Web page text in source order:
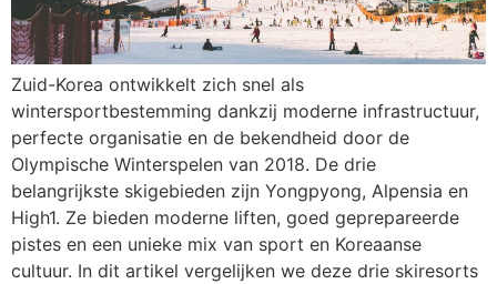
Zuid-Korea ontwikkelt zich snel als
wintersportbestemming dankzij moderne infrastructuur,
perfecte organisatie en de bekendheid door de
Olympische Winterspelen van 2018. De drie
belangrijkste skigebieden zijn Yongpyong, Alpensia en
High1. Ze bieden moderne liften, goed geprepareerde
pistes en een unieke mix van sport en Koreaanse
cultuur. In dit artikel vergelijken we deze drie skiresorts